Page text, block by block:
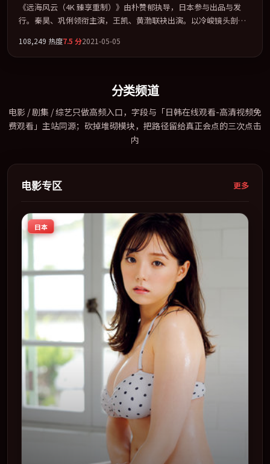
《远海风云（4K 臻享重制）》由朴赞郁执导，日本参与出品与发
行。秦昊、巩俐领衔主演，王凯、黄渤联袂出演。以冷峻镜头剖开
演与视听上力求统一。定于 2021-11-21 在内地院线及主流平台同步
亮相，2021 年度话题片中口碑稳健，适合喜欢强情节与人物弧光的
108,249 热度7.5 分2021-05-05
分类频道
电影 / 剧集 / 综艺只做高频入口，字段与「日韩在线观看-高清视频免
费观看」主站同源；砍掉堆砌模块，把路径留给真正会点的三次点击
内
电影专区 更多
日本